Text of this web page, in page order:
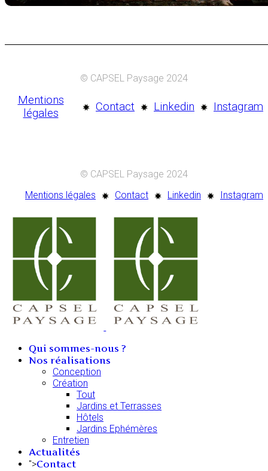
© CAPSEL Paysage 2024
Mentions
légales
Contact Linkedin Instagram
© CAPSEL Paysage 2024
Mentions légales
Contact Linkedin Instagram
Qui sommes-nous ?
Nos réalisations
Conception
Création
Tout
Jardins et Terrasses
Hôtels
Jardins Ephémères
Entretien
Actualités
">Contact